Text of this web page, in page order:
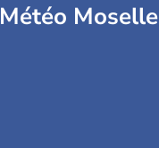
Météo Moselle